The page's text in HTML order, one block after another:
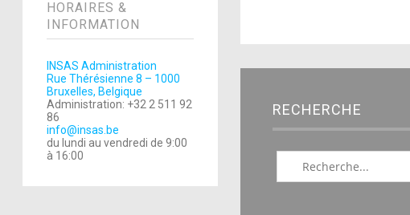
HORAIRES &
INFORMATION
INSAS Administration
Rue Thérésienne 8 – 1000
Bruxelles, Belgique
Administration: +32 2 511 92
86
info@insas.be
du lundi au vendredi de 9:00
à 16:00
RECHERCHE